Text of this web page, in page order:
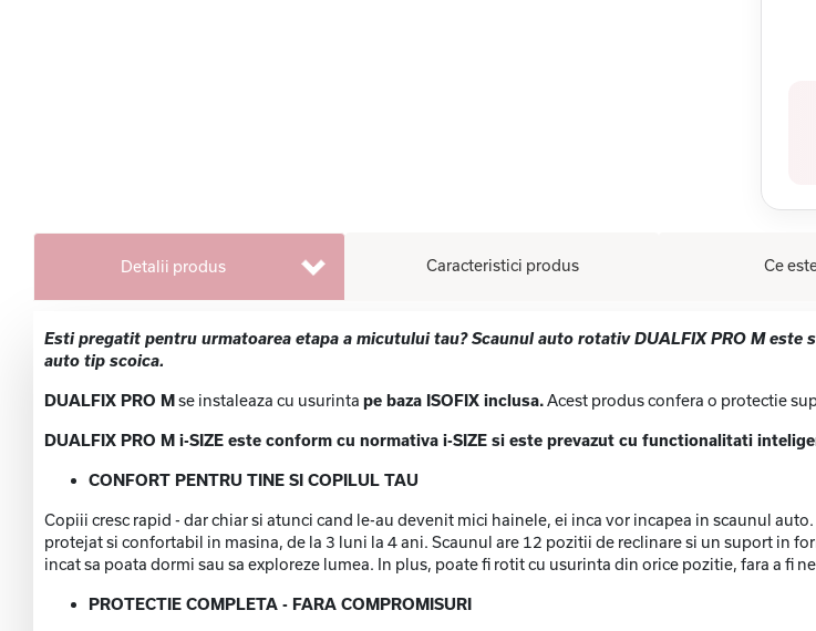
Detalii produs Caracteristici produs Ce
Esti pregatit pentru urmatoarea etapa a micutului tau? Scaunul auto rotativ DUALFIX PRO M
auto tip scoica.
DUALFIX PRO Mse instaleaza cu usurinta pe baza ISOFIX inclusa.Acest produs confera o protectie
DUALFIX PRO M i-SIZE este conform cu normativa i-SIZE si este prevazut cu functionalitati
CONFORT PENTRU TINE SI COPILUL TAU
Copiii cresc rapid - dar chiar si atunci cand le-au devenit mici hainele, ei inca vor incapea in scaunul
protejat si confortabil in masina, de la 3 luni la 4 ani. Scaunul are 12 pozitii de reclinare si un suport in
incat sa poata dormi sau sa exploreze lumea. In plus, poate fi rotit cu usurinta din orice pozitie, fara a fi
PROTECTIE COMPLETA - FARA COMPROMISURI